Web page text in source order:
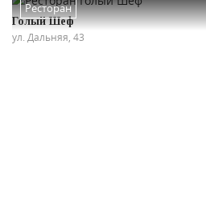
Ресторан
Голый Шеф
ул. Дальняя, 43